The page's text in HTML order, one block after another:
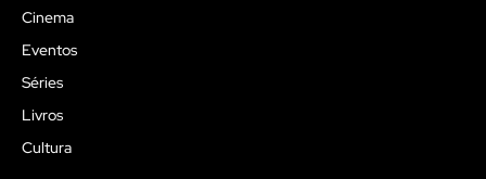
Cinema
Eventos
Séries
Livros
Cultura